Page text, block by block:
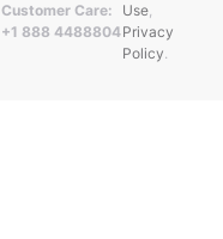
Customer Care:
+1 888 4488804
Use,
Privacy
Policy.